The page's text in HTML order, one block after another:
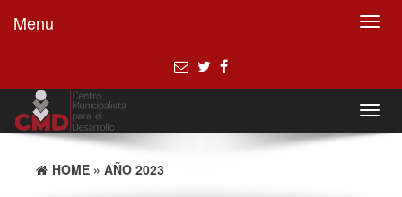
Menu
HOME » AÑO 2023